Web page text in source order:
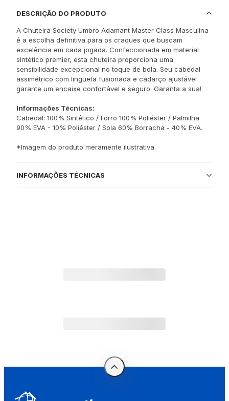
DESCRIÇÃO DO PRODUTO
A Chuteira Society Umbro Adamant Master Class Masculina
é a escolha definitiva para os craques que buscam
excelência em cada jogada. Confeccionada em material
sintético premier, esta chuteira proporciona uma
sensibilidade excepcional no toque de bola. Seu cabedal
assimétrico com lingueta fusionada e cadarço ajustável
garante um encaixe confortável e seguro. Garanta a sua!
Informações Técnicas:
Cabedal: 100% Sintético / Forro 100% Poliéster / Palmilha
90% EVA - 10% Poliéster / Sola 60% Borracha - 40% EVA.
*Imagem do produto meramente ilustrativa.
INFORMAÇÕES TÉCNICAS